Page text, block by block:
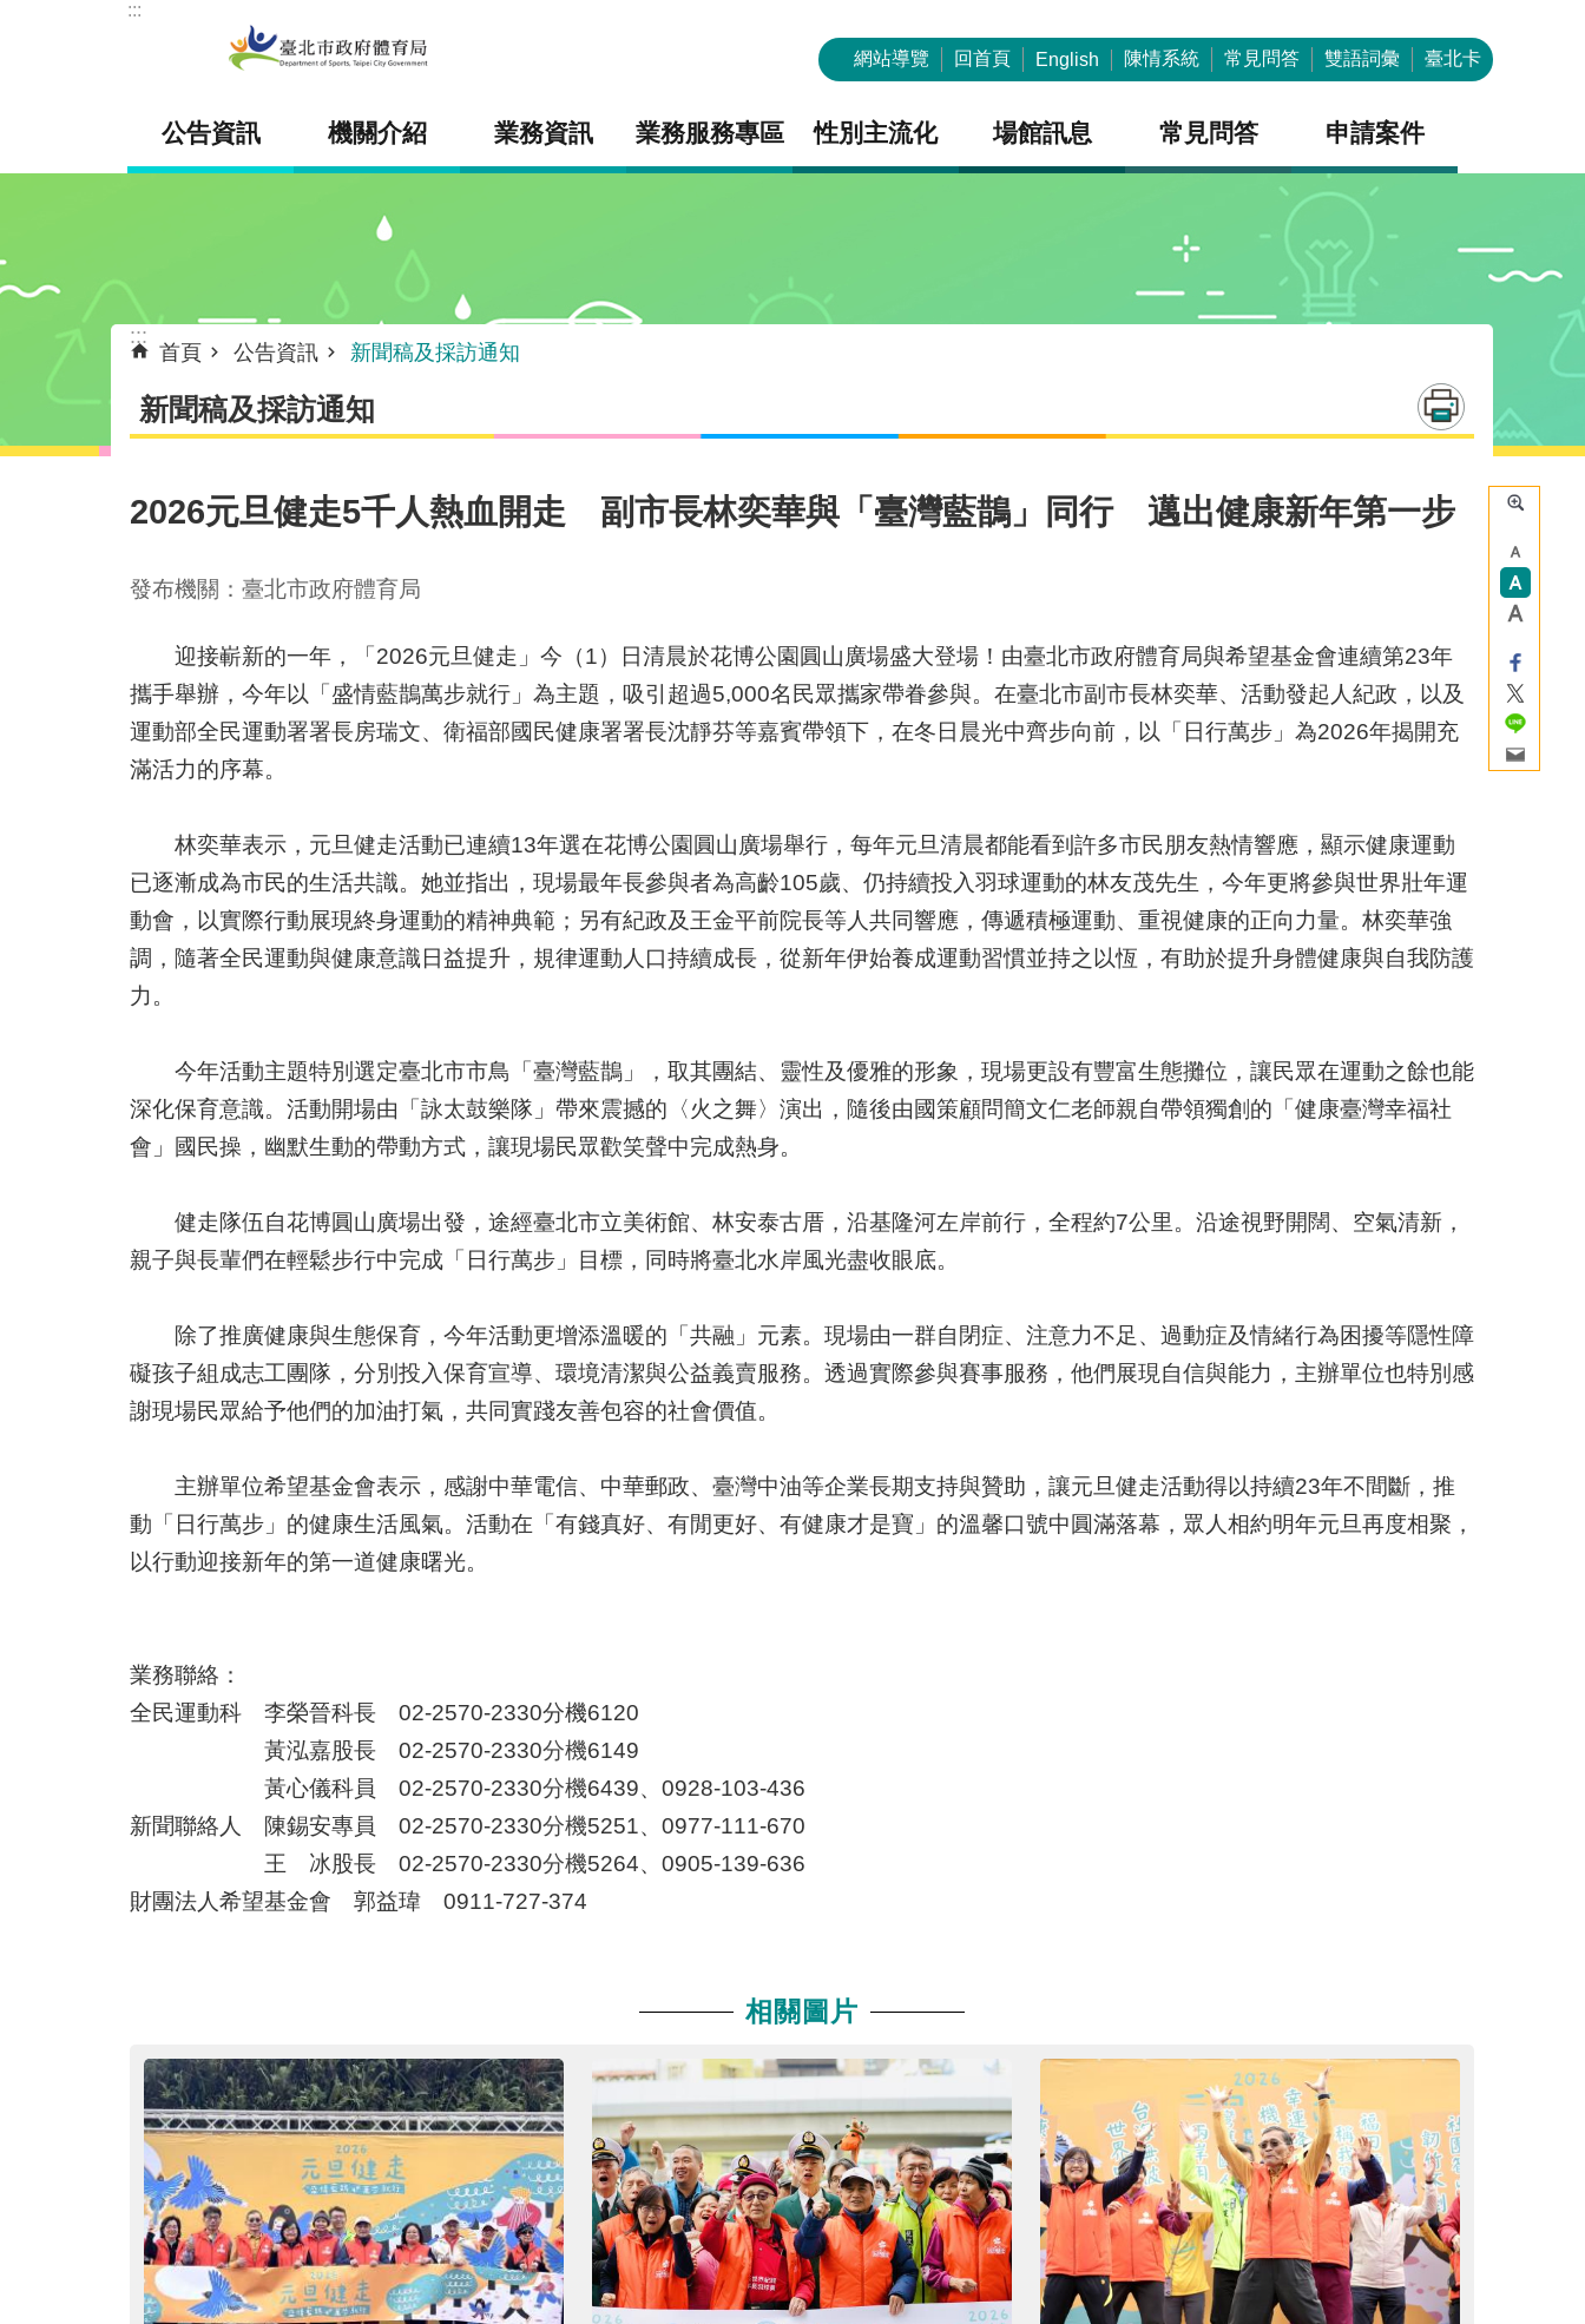
跳到主要內容區塊
:::
網站導覽 回首頁 English 陳情系統 常見問答 雙語詞彙 臺北卡
公告資訊 機關介紹 業務資訊 業務服務專區 性別主流化 場館訊息 常見問答 申請案件
:::
首頁 公告資訊 新聞稿及採訪通知
新聞稿及採訪通知
2026元旦健走5千人熱血開走 副市長林奕華與「臺灣藍鵲」同行 邁出健康新年第一步
發布機關：臺北市政府體育局
迎接嶄新的一年，「2026元旦健走」今（1）日清晨於花博公園圓山廣場盛大登場！由臺北市政府體育局與希望基金會連續第23年
攜手舉辦，今年以「盛情藍鵲萬步就行」為主題，吸引超過5,000名民眾攜家帶眷參與。在臺北市副市長林奕華、活動發起人紀政，以及
運動部全民運動署署長房瑞文、衛福部國民健康署署長沈靜芬等嘉賓帶領下，在冬日晨光中齊步向前，以「日行萬步」為2026年揭開充
滿活力的序幕。
林奕華表示，元旦健走活動已連續13年選在花博公園圓山廣場舉行，每年元旦清晨都能看到許多市民朋友熱情響應，顯示健康運動
已逐漸成為市民的生活共識。她並指出，現場最年長參與者為高齡105歲、仍持續投入羽球運動的林友茂先生，今年更將參與世界壯年運
動會，以實際行動展現終身運動的精神典範；另有紀政及王金平前院長等人共同響應，傳遞積極運動、重視健康的正向力量。林奕華強
調，隨著全民運動與健康意識日益提升，規律運動人口持續成長，從新年伊始養成運動習慣並持之以恆，有助於提升身體健康與自我防護
力。
今年活動主題特別選定臺北市市鳥「臺灣藍鵲」，取其團結、靈性及優雅的形象，現場更設有豐富生態攤位，讓民眾在運動之餘也能
深化保育意識。活動開場由「詠太鼓樂隊」帶來震撼的〈火之舞〉演出，隨後由國策顧問簡文仁老師親自帶領獨創的「健康臺灣幸福社
會」國民操，幽默生動的帶動方式，讓現場民眾歡笑聲中完成熱身。
健走隊伍自花博圓山廣場出發，途經臺北市立美術館、林安泰古厝，沿基隆河左岸前行，全程約7公里。沿途視野開闊、空氣清新，
親子與長輩們在輕鬆步行中完成「日行萬步」目標，同時將臺北水岸風光盡收眼底。
除了推廣健康與生態保育，今年活動更增添溫暖的「共融」元素。現場由一群自閉症、注意力不足、過動症及情緒行為困擾等隱性障
礙孩子組成志工團隊，分別投入保育宣導、環境清潔與公益義賣服務。透過實際參與賽事服務，他們展現自信與能力，主辦單位也特別感
謝現場民眾給予他們的加油打氣，共同實踐友善包容的社會價值。
主辦單位希望基金會表示，感謝中華電信、中華郵政、臺灣中油等企業長期支持與贊助，讓元旦健走活動得以持續23年不間斷，推
動「日行萬步」的健康生活風氣。活動在「有錢真好、有閒更好、有健康才是寶」的溫馨口號中圓滿落幕，眾人相約明年元旦再度相聚，
以行動迎接新年的第一道健康曙光。
業務聯絡：
全民運動科 李榮晉科長 02-2570-2330分機6120
黃泓嘉股長 02-2570-2330分機6149
黃心儀科員 02-2570-2330分機6439、0928-103-436
新聞聯絡人 陳錫安專員 02-2570-2330分機5251、0977-111-670
王 冰股長 02-2570-2330分機5264、0905-139-636
財團法人希望基金會 郭益瑋 0911-727-374
相關圖片